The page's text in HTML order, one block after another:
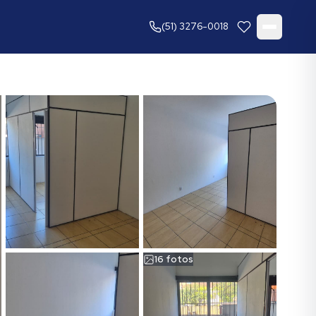
(51) 3276-0018
16 fotos